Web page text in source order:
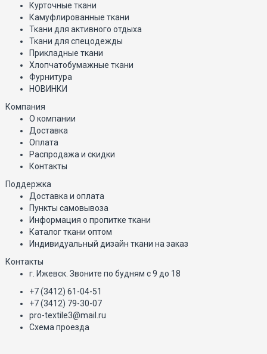
Курточные ткани
Камуфлированные ткани
Ткани для активного отдыха
Ткани для спецодежды
Прикладные ткани
Хлопчатобумажные ткани
Фурнитура
НОВИНКИ
Компания
О компании
Доставка
Оплата
Распродажа и скидки
Контакты
Поддержка
Доставка и оплата
Пункты самовывоза
Информация о пропитке ткани
Каталог ткани оптом
Индивидуальный дизайн ткани на заказ
Контакты
г. Ижевск. Звоните по будням с 9 до 18
+7 (3412) 61-04-51
+7 (3412) 79-30-07
pro-textile3@mail.ru
Схема проезда